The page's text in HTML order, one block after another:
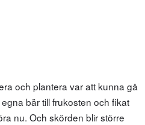
och plantera var att kunna gå
bär till frukosten och fikat
nu. Och skörden blir större